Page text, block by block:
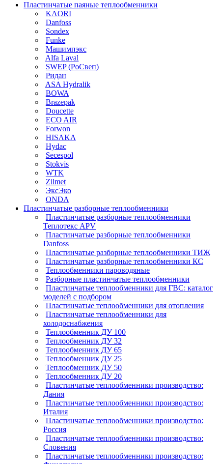
Пластинчатые паяные теплообменники
KAORI
Danfoss
Sondex
Funke
Машимпэкс
Alfa Laval
SWEP (РоСвеп)
Ридан
ASA Hydralik
BOWA
Brazepak
Doucette
ECO AIR
Forwon
HISAKA
Hydac
Secespol
Stokvis
WTK
Zilmet
ЭксЭко
ONDA
Пластинчатые разборные теплообменники
Пластинчатые разборные теплообменники
Теплотекс APV
Пластинчатые разборные теплообменники
Danfoss
Пластинчатые разборные теплообменники ТИЖ
Пластинчатые разборные теплообменники КC
Теплообменники пароводяные
Разборные пластинчатые теплообменники
Пластинчатые теплообменники для ГВС: каталог
моделей с подбором
Пластинчатые теплообменники для отопления
Пластинчатые теплообменники для
холодоснабжения
Теплообменник ДУ 100
Теплообменник ДУ 32
Теплообменник ДУ 65
Теплообменник ДУ 25
Теплообменник ДУ 50
Теплообменник ДУ 20
Пластинчатые теплообменники производство:
Дания
Пластинчатые теплообменники производство:
Италия
Пластинчатые теплообменники производство:
Россия
Пластинчатые теплообменники производство:
Словения
Пластинчатые теплообменники производство: